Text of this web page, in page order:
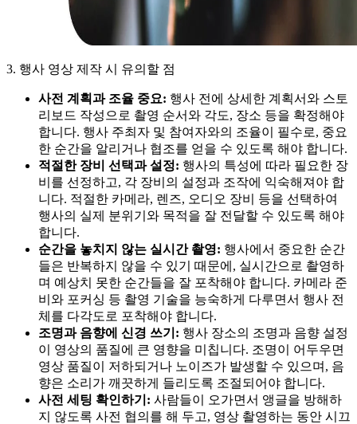
3. 행사 영상 제작 시 유의할 점
사전 계획과 조율 중요: 행사 전에 상세한 계획서와 스토
리보드 작성으로 촬영 순서와 각도, 장소 등을 확정해야
합니다. 행사 주최자 및 참여자와의 조율이 필수로, 중요
한 순간을 알리거나 협조를 얻을 수 있도록 해야 합니다.
적절한 장비 선택과 설정: 행사의 특성에 따라 필요한 장
비를 선정하고, 각 장비의 설정과 조작에 익숙해져야 합
니다. 적절한 카메라, 렌즈, 오디오 장비 등을 선택하여
행사의 실제 분위기와 목적을 잘 전달할 수 있도록 해야
합니다.
순간을 놓치지 않는 실시간 촬영: 행사에서 중요한 순간
들은 반복하지 않을 수 있기 때문에, 실시간으로 촬영하
며 예상치 못한 순간들을 잘 포착해야 합니다. 카메라 준
비와 포커싱 등 촬영 기술을 능숙하게 다루면서 행사 전
체를 다각도로 포착해야 합니다.
조명과 음향에 신경 쓰기: 행사 장소의 조명과 음향 설정
이 영상의 품질에 큰 영향을 미칩니다. 조명이 어두우면
영상 품질이 저하되거나 노이즈가 발생할 수 있으며, 음
향은 소리가 깨끗하게 들리도록 조절되어야 합니다.
사전 세팅 확인하기: 사람들이 오가면서 앵글을 방해하
지 않도록 사전 협의를 해 두고, 영상 촬영하는 동안 시끄